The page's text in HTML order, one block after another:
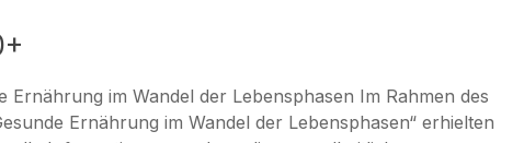
Ernährung im Wandel der Lebensphasen Im Rahmen des
Ernährung im Wandel der Lebensphasen“ erhielten